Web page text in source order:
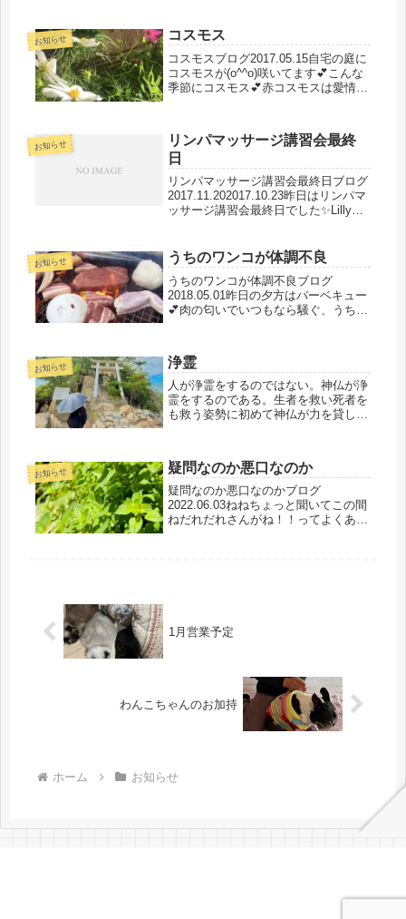
びっくりだったのですが、結...
お知らせ コスモス
コスモスブログ2017.05.15自宅の庭に
コスモスが(o^^o)咲いてます💕こんな
季節にコスモス💕赤コスモスは愛情.
happy💕自然界からのメッセージあり
がとう明...
お知らせ
リンパマッサージ講習会最終
日
リンパマッサージ講習会最終日ブログ
2017.11.202017.10.23昨日はリンパマ
ッサージ講習会最終日でした✨Lilly先
はハンドマッサージ講習会をします
(๑>◡<...
お知らせ うちのワンコが体調不良
うちのワンコが体調不良ブログ
2018.05.01昨日の夕方はバーベキュー
💕肉の匂いでいつもなら騒ぐ、うちの
ない(TT)なので！うちのワンコにお加
持をしてみましたそしてお札を...
お知らせ 浄霊
人が浄霊をするのではない。神仏が浄
霊をするのである。生者を救い死者を
も救う姿勢に初めて神仏が力を貸して
お知らせ 疑問なのか悪口なのか
疑問なのか悪口なのかブログ
2022.06.03ねねちょっと聞いてこの間
ねだれだれさんがね！！ってよくある
1月営業予定
わんこちゃんのお加持
ホーム お知らせ